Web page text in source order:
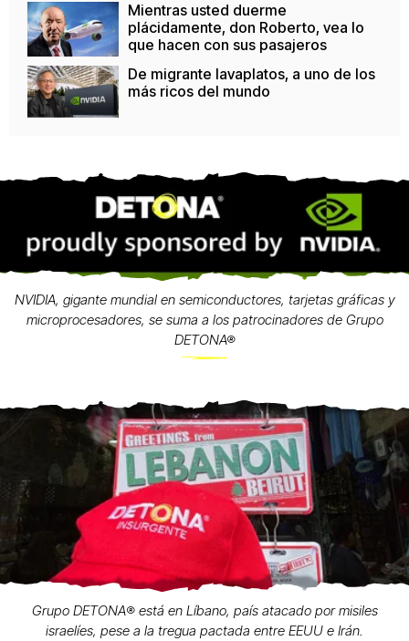
Mientras usted duerme
plácidamente, don Roberto, vea lo
que hacen con sus pasajeros
De migrante lavaplatos, a uno de los
más ricos del mundo
NVIDIA, gigante mundial en semiconductores, tarjetas gráficas y
microprocesadores, se suma a los patrocinadores de Grupo
DETONA®
Grupo DETONA®️ está en Líbano, país atacado por misiles
israelíes, pese a la tregua pactada entre EEUU e Irán.